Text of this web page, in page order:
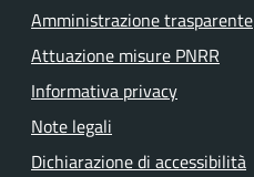
Amministrazione trasparente
Attuazione misure PNRR
Informativa privacy
Note legali
Dichiarazione di accessibilità